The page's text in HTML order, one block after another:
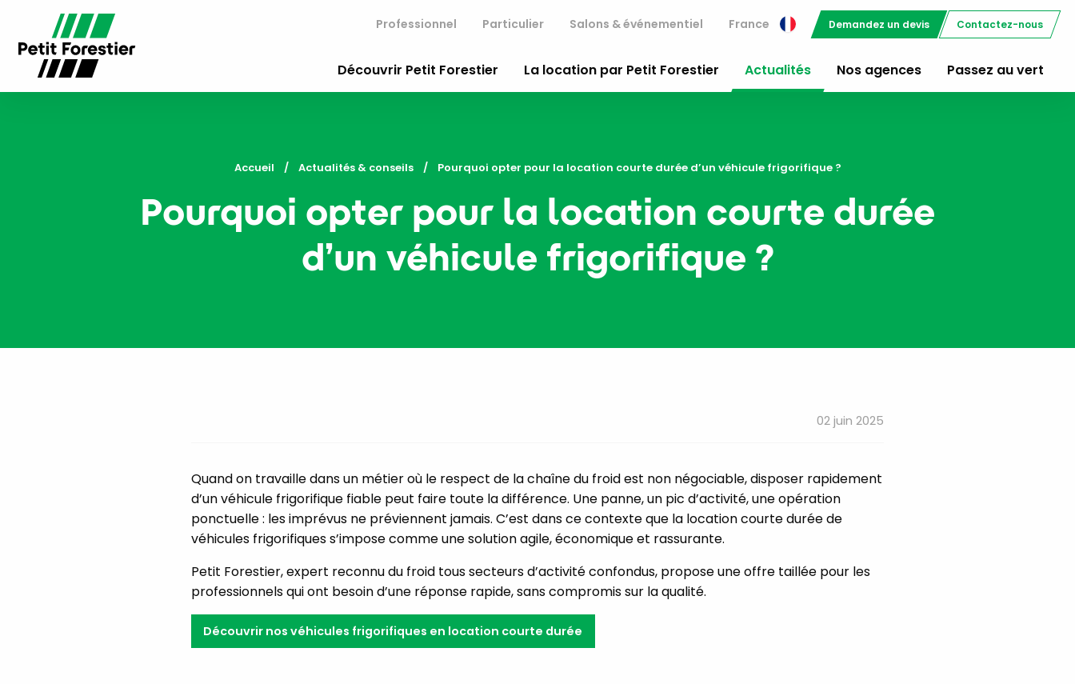
Professionnel Particulier Salons & événementiel France Demandez un devis Contactez-nous
Découvrir Petit Forestier La location par Petit Forestier Actualités Nos agences Passez au vert
Accueil Actualités & conseils Current:
Pourquoi opter pour la location courte durée d’un véhicule frigorifique ?
Pourquoi opter pour la location courte durée
d’un véhicule frigorifique ?
02 juin 2025
Quand on travaille dans un métier où le respect de la chaîne du froid est non négociable, disposer rapidement
d’un véhicule frigorifique fiable peut faire toute la différence. Une panne, un pic d’activité, une opération
ponctuelle : les imprévus ne préviennent jamais. C’est dans ce contexte que la location courte durée de
véhicules frigorifiques s’impose comme une solution agile, économique et rassurante.
Petit Forestier, expert reconnu du froid tous secteurs d’activité confondus, propose une offre taillée pour les
professionnels qui ont besoin d’une réponse rapide, sans compromis sur la qualité.
Découvrir nos véhicules frigorifiques en location courte durée